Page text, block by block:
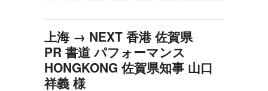
上海 → NEXT 香港 佐賀県
PR 書道 パフォーマンス
HONGKONG 佐賀県知事 山口
祥義 様